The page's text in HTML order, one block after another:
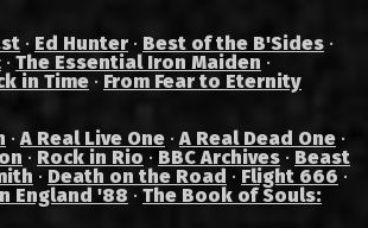
· Ed Hunter · Best of the B'Sides ·
· The Essential Iron Maiden ·
in Time · From Fear to Eternity
·A Real Live One ·A Real Dead One ·
· Rock in Rio · BBC Archives · Beast
· Death on the Road · Flight 666 ·
England '88 · The Book of Souls: